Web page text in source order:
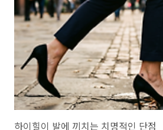
하이힐이 발에 끼치는 치명적인 단점